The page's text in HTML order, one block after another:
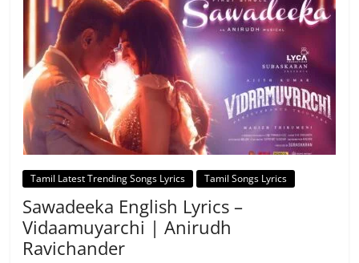
Tamil Latest Trending Songs Lyrics Tamil Songs Lyrics
Sawadeeka English Lyrics –
Vidaamuyarchi | Anirudh
Ravichander